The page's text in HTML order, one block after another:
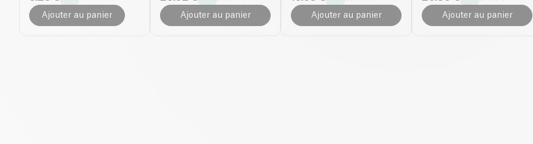
Ajouter au panier Ajouter au panier Ajouter au panier Ajouter au panier